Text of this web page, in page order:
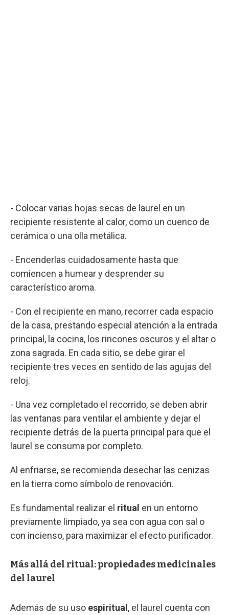
- Colocar varias hojas secas de laurel en un
recipiente resistente al calor, como un cuenco de
cerámica o una olla metálica.
- Encenderlas cuidadosamente hasta que
comiencen a humear y desprender su
característico aroma.
- Con el recipiente en mano, recorrer cada espacio
de la casa, prestando especial atención a la entrada
principal, la cocina, los rincones oscuros y el altar o
zona sagrada. En cada sitio, se debe girar el
recipiente tres veces en sentido de las agujas del
reloj.
- Una vez completado el recorrido, se deben abrir
las ventanas para ventilar el ambiente y dejar el
recipiente detrás de la puerta principal para que el
laurel se consuma por completo.
Al enfriarse, se recomienda desechar las cenizas
en la tierra como símbolo de renovación.
Es fundamental realizar el ritual en un entorno
previamente limpiado, ya sea con agua con sal o
con incienso, para maximizar el efecto purificador.
Más allá del ritual: propiedades medicinales
del laurel
Además de su uso espiritual , el laurel cuenta con